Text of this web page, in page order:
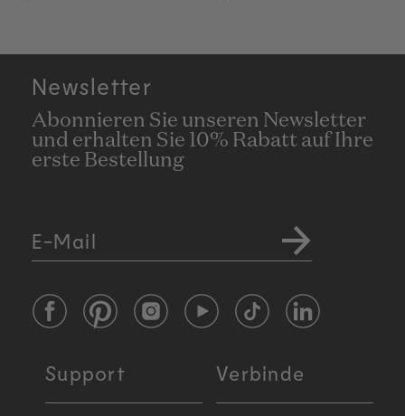
Newsletter
Abonnieren Sie unseren Newsletter
und erhalten Sie 10% Rabatt auf Ihre
erste Bestellung
E-Mail
FacebookPinterestInstagramYouTubeTikTokLinkedIn
Support Verbinde